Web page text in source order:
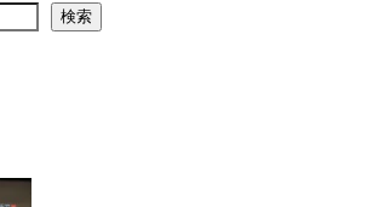
検索